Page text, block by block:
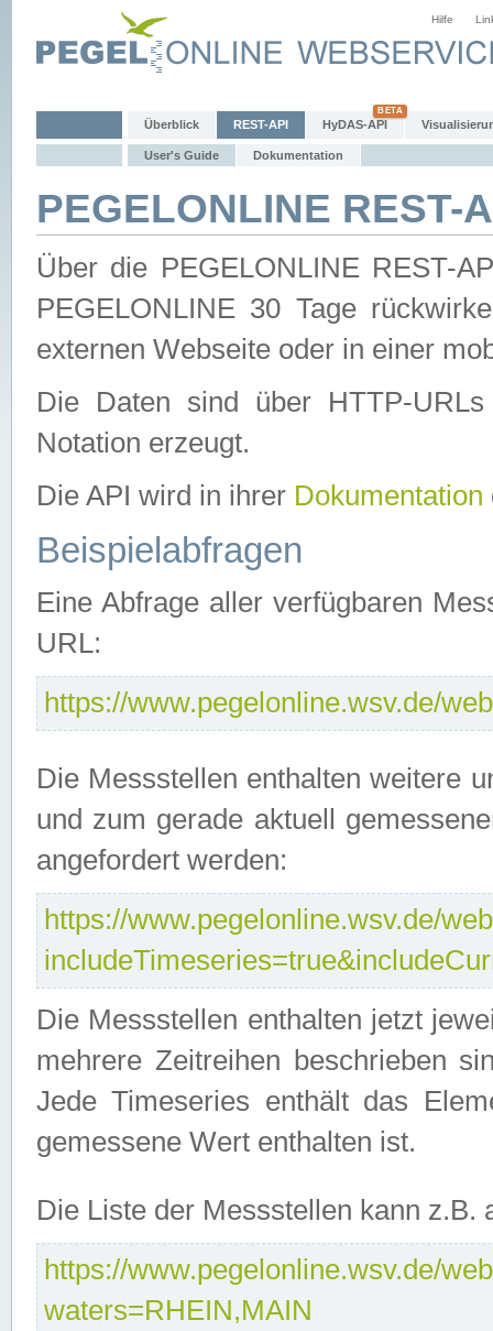
Hilfe
Überblick REST-API HyDAS-API
User's Guide Dokumentation
PEGELONLINE REST-
Über die PEGELONLINE REST-
PEGELONLINE 30 Tage
externen Webseite oder in einer
Die Daten sind über HTTP-
Notation erzeugt.
Die API wird in ihrer Dokumentation
Beispielabfragen
Eine Abfrage aller verfügbaren
URL:
https://www.pegelonline.wsv.de/
Die Messstellen enthalten weitere
und zum gerade aktuell
angefordert werden:
https://www.pegelonline.wsv.de/
Die Messstellen enthalten jetzt
mehrere Zeitreihen beschrieben
Jede Timeseries enthält das
gemessene Wert enthalten ist.
Die Liste der Messstellen kann
https://www.pegelonline.wsv.de/
waters=RHEIN,MAIN